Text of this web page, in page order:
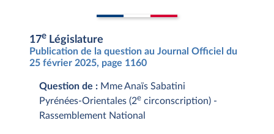
17e Législature
Publication de la question au Journal Officiel du
25 février 2025, page 1160
Question de : Mme Anaïs Sabatini
Pyrénées-Orientales (2e circonscription) -
Rassemblement National